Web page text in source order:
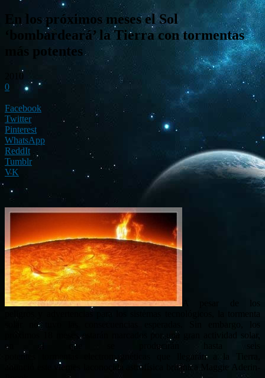
En los próximos meses el Sol
‘bombardeará’ la Tierra con tormentas
más potentes
2010
0
Facebook
Twitter
Pinterest
WhatsApp
ReddIt
Tumblr
VK
A pesar de los
peligros y advertencias para los sistemas tecnológicos, la tormenta
solar no tuvo las consecuencias esperadas. Sin embargo, los
próximos 18 meses estarán marcados por una gran actividad solar,
en el que se producirán hasta seis
potentes tormentas electromagnéticas que llegarán a la Tierra,
anunció este viernes laconocida astrofísica británica Maggie Aderin-